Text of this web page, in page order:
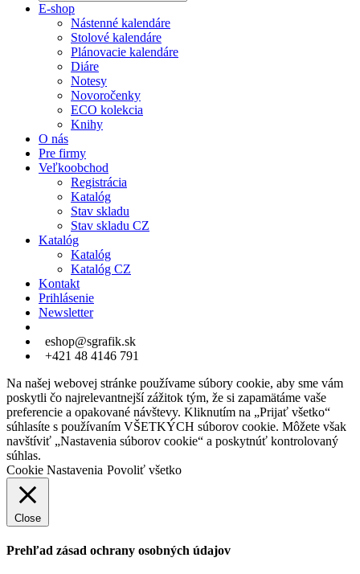
E-shop
Nástenné kalendáre
Stolové kalendáre
Plánovacie kalendáre
Diáre
Notesy
Novoročenky
ECO kolekcia
Knihy
O nás
Pre firmy
Veľkoobchod
Registrácia
Katalóg
Stav skladu
Stav skladu CZ
Katalóg
Katalóg
Katalóg CZ
Kontakt
Prihlásenie
Newsletter
eshop@sgrafik.sk
+421 48 4146 791
Na našej webovej stránke používame súbory cookie, aby sme vám
poskytli čo najrelevantnejší zážitok tým, že si zapamätáme vaše
preferencie a opakované návštevy. Kliknutím na „Prijať všetko“
súhlasíte s používaním VŠETKÝCH súborov cookie. Môžete však
navštíviť „Nastavenia súborov cookie“ a poskytnúť kontrolovaný
súhlas.
Cookie Nastavenia Povoliť všetko
Close
Prehľad zásad ochrany osobných údajov